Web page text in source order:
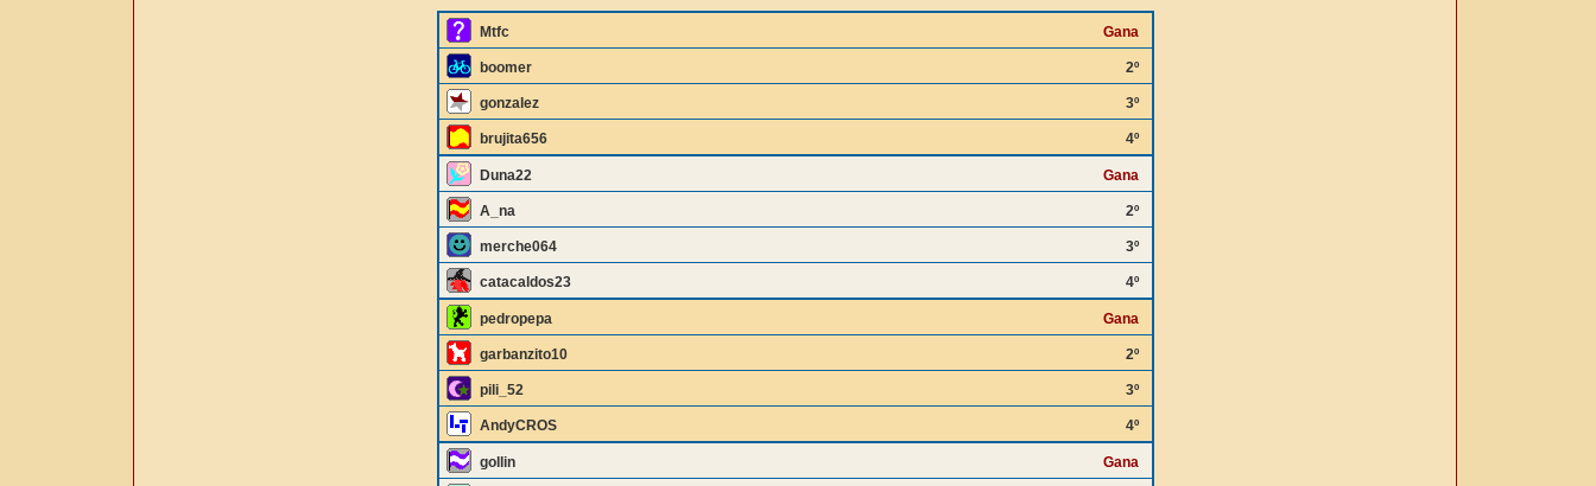
Mtfc Gana
boomer 2º
gonzalez 3º
brujita656 4º
Duna22 Gana
A_na 2º
merche064 3º
catacaldos23 4º
pedropepa Gana
garbanzito10 2º
pili_52 3º
AndyCROS 4º
gollin Gana